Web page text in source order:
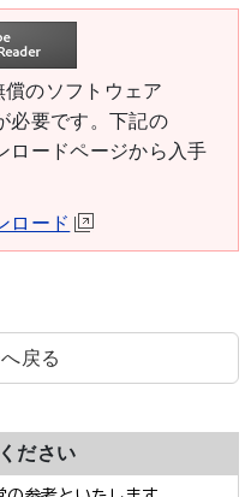
のソフトウェア
必要です。下記の
ロードページから入手
ロード
戻る
ださい